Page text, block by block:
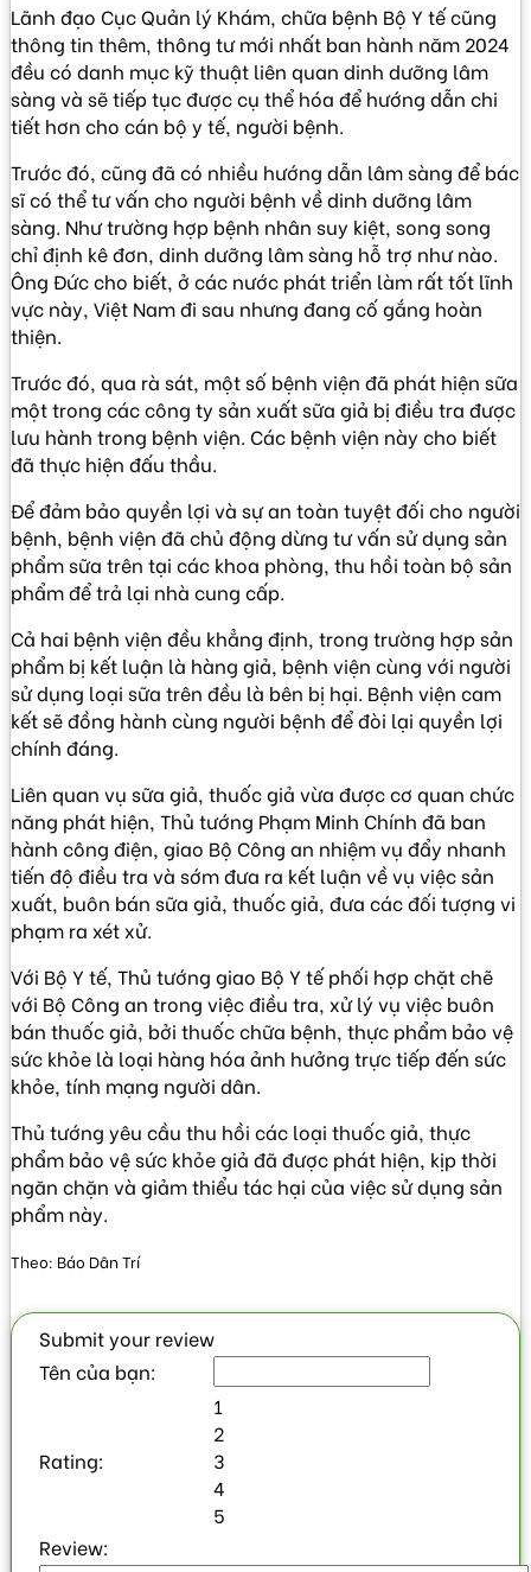
Lãnh đạo Cục Quản lý Khám, chữa bệnh Bộ Y tế cũng
thông tin thêm, thông tư mới nhất ban hành năm 2024
đều có danh mục kỹ thuật liên quan dinh dưỡng lâm
sàng và sẽ tiếp tục được cụ thể hóa để hướng dẫn chi
tiết hơn cho cán bộ y tế, người bệnh.
Trước đó, cũng đã có nhiều hướng dẫn lâm sàng để bác
sĩ có thể tư vấn cho người bệnh về dinh dưỡng lâm
sàng. Như trường hợp bệnh nhân suy kiệt, song song
chỉ định kê đơn, dinh dưỡng lâm sàng hỗ trợ như nào.
Ông Đức cho biết, ở các nước phát triển làm rất tốt lĩnh
vực này, Việt Nam đi sau nhưng đang cố gắng hoàn
thiện.
Trước đó, qua rà sát, một số bệnh viện đã phát hiện sữa
một trong các công ty sản xuất sữa giả bị điều tra được
lưu hành trong bệnh viện. Các bệnh viện này cho biết
đã thực hiện đấu thầu.
Để đảm bảo quyền lợi và sự an toàn tuyệt đối cho người
bệnh, bệnh viện đã chủ động dừng tư vấn sử dụng sản
phẩm sữa trên tại các khoa phòng, thu hồi toàn bộ sản
phẩm để trả lại nhà cung cấp.
Cả hai bệnh viện đều khẳng định, trong trường hợp sản
phẩm bị kết luận là hàng giả, bệnh viện cùng với người
sử dụng loại sữa trên đều là bên bị hại. Bệnh viện cam
kết sẽ đồng hành cùng người bệnh để đòi lại quyền lợi
chính đáng.
Liên quan vụ sữa giả, thuốc giả vừa được cơ quan chức
năng phát hiện, Thủ tướng Phạm Minh Chính đã ban
hành công điện, giao Bộ Công an nhiệm vụ đẩy nhanh
tiến độ điều tra và sớm đưa ra kết luận về vụ việc sản
xuất, buôn bán sữa giả, thuốc giả, đưa các đối tượng vi
phạm ra xét xử.
Với Bộ Y tế, Thủ tướng giao Bộ Y tế phối hợp chặt chẽ
với Bộ Công an trong việc điều tra, xử lý vụ việc buôn
bán thuốc giả, bởi thuốc chữa bệnh, thực phẩm bảo vệ
sức khỏe là loại hàng hóa ảnh hưởng trực tiếp đến sức
khỏe, tính mạng người dân.
Thủ tướng yêu cầu thu hồi các loại thuốc giả, thực
phẩm bảo vệ sức khỏe giả đã được phát hiện, kịp thời
ngăn chặn và giảm thiểu tác hại của việc sử dụng sản
phẩm này.
Theo: Báo Dân Trí
Submit your review
Tên của bạn:
Rating:
1
2
3
4
5
Review: